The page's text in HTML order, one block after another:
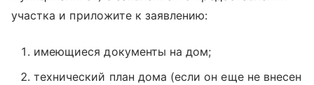
участка и приложите к заявлению:
имеющиеся документы на дом;
технический план дома (если он еще не внесен